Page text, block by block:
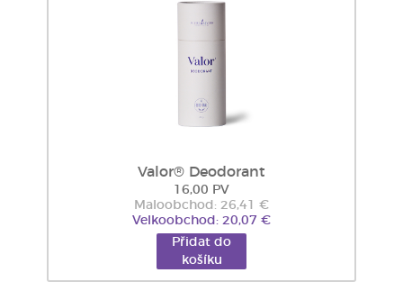
Valor® Deodorant
16,00 PV
Maloobchod: 26,41 €
Velkoobchod: 20,07 €
Přidat do
košíku